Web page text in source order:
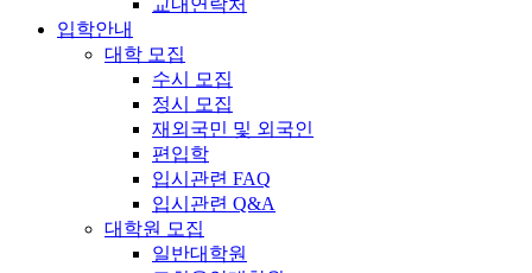
입학안내
대학 모집
수시 모집
정시 모집
재외국민 및 외국인
편입학
입시관련 FAQ
입시관련 Q&A
대학원 모집
일반대학원